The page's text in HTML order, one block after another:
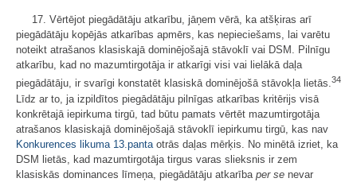
17. Vērtējot piegādātāju atkarību, jāņem vērā, ka atšķiras arī
piegādātāju kopējās atkarības apmērs, kas nepieciešams, lai varētu
noteikt atrašanos klasiskajā dominējošajā stāvoklī vai DSM. Pilnīgu
atkarību, kad no mazumtirgotāja ir atkarīgi visi vai lielākā daļa
piegādātāju, ir svarīgi konstatēt klasiskā dominējošā stāvokļa lietās.34
Līdz ar to, ja izpildītos piegādātāju pilnīgas atkarības kritērijs visā
konkrētajā iepirkuma tirgū, tad būtu pamats vērtēt mazumtirgotāja
atrašanos klasiskajā dominējošajā stāvoklī iepirkumu tirgū, kas nav
Konkurences likuma 13.panta otrās daļas mērķis. No minētā izriet, ka
DSM lietās, kad mazumtirgotāja tirgus varas slieksnis ir zem
klasiskās dominances līmeņa, piegādātāju atkarība per se nevar